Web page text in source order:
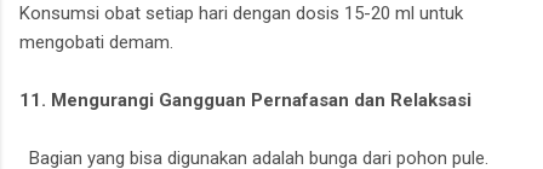
Konsumsi obat setiap hari dengan dosis 15-20 ml untuk
mengobati demam.
11. Mengurangi Gangguan Pernafasan dan Relaksasi
Bagian yang bisa digunakan adalah bunga dari pohon pule.